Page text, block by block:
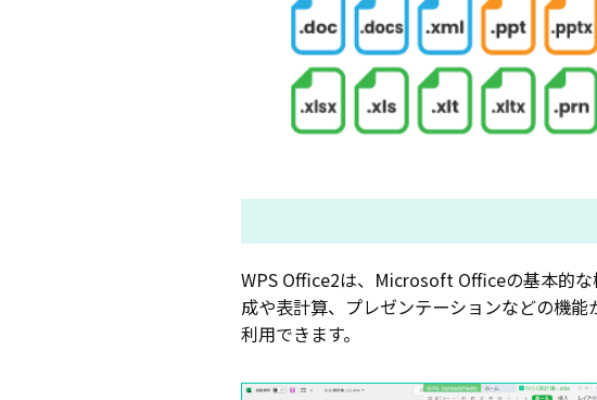
WPS Office2は、Microsoft Officeの基本的
成や表計算、プレゼンテーションなどの機
利用できます。